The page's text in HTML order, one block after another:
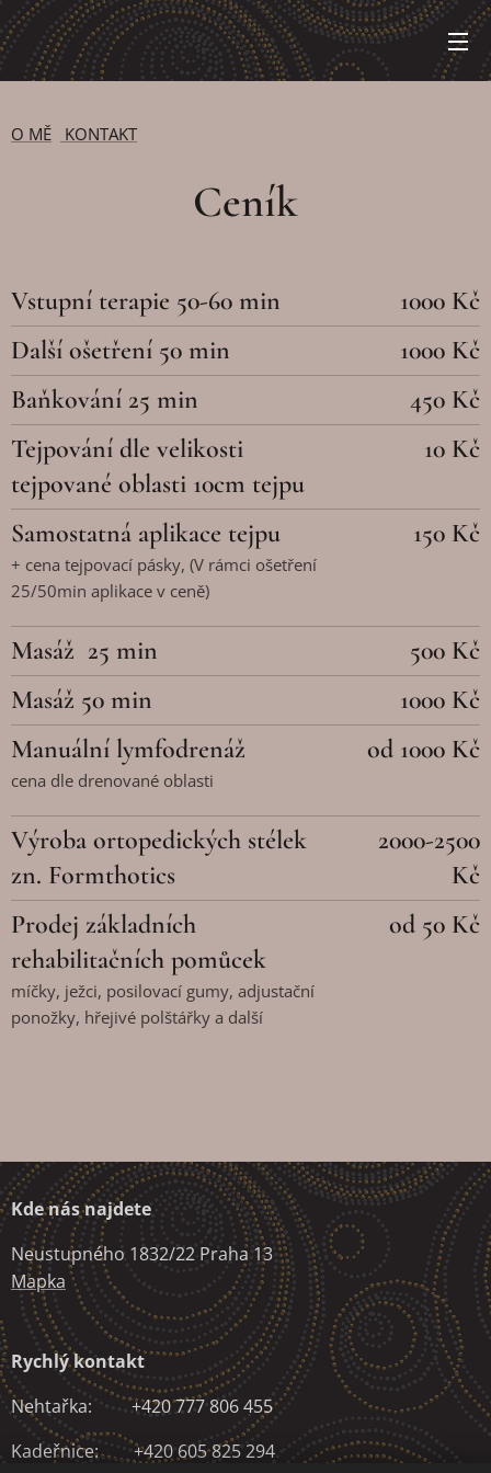
O MĚ KONTAKT
Ceník
Vstupní terapie 50-60 min
1000 Kč
Další ošetření 50 min
1000 Kč
Baňkování 25 min
450 Kč
Tejpování dle velikosti
tejpované oblasti 10cm tejpu
10 Kč
Samostatná aplikace tejpu
+ cena tejpovací pásky, (V rámci ošetření
25/50min aplikace v ceně)
150 Kč
Masáž 25 min
500 Kč
Masáž 50 min
1000 Kč
Manuální lymfodrenáž
cena dle drenované oblasti
od 1000 Kč
Výroba ortopedických stélek
zn. Formthotics
2000-2500
Kč
Prodej základních
rehabilitačních pomůcek
míčky, ježci, posilovací gumy, adjustační
ponožky, hřejivé polštářky a další
od 50 Kč
Kde nás najdete
Neustupného 1832/22 Praha 13
Mapka
Rychlý kontakt
Nehtařka: +420 777 806 455
Kadeřnice: +420 605 825 294